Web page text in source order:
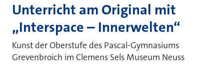
Unterricht am Original mit
„Interspace – Innerwelten“
Kunst der Oberstufe des Pascal-Gymnasiums
Grevenbroich im Clemens Sels Museum Neuss